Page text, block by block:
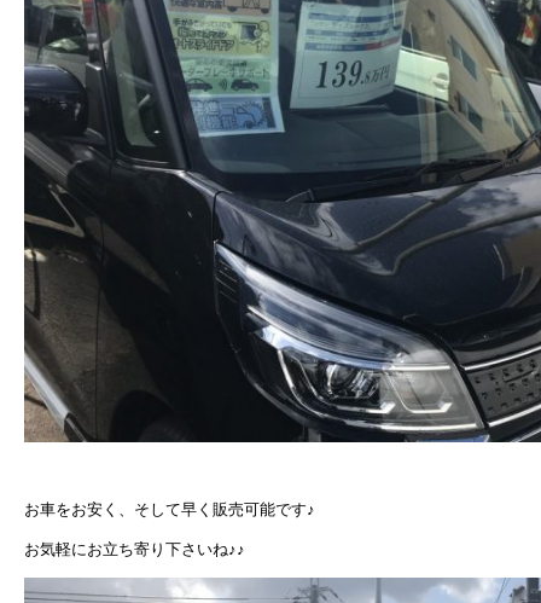
お車をお安く、そして早く販売可能です♪
お気軽にお立ち寄り下さいね♪♪